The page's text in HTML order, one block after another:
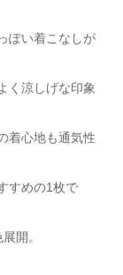
ぽい着こなしが
く涼しげな印象
着心地も通気性
すめの1枚で
開。